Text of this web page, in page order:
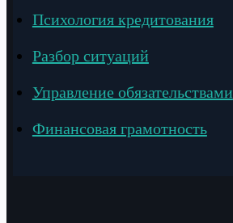
Психология кредитования
Разбор ситуаций
Управление обязательствами
Финансовая грамотность